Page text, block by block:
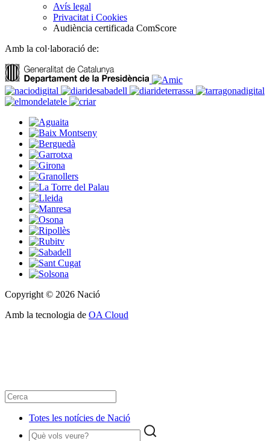
Avís legal
Privacitat i Cookies
Audiència certificada ComScore
Amb la col·laboració de:
Copyright © 2026 Nació
Amb la tecnologia de OA Cloud
Totes les notícies de Nació